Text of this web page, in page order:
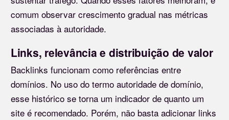
comum observar crescimento gradual nas métricas
associadas à autoridade.
Links, relevância e distribuição de valor
Backlinks funcionam como referências entre
domínios. No uso do termo autoridade de domínio,
esse histórico se torna um indicador de quanto um
site é recomendado. Porém, não basta adicionar links